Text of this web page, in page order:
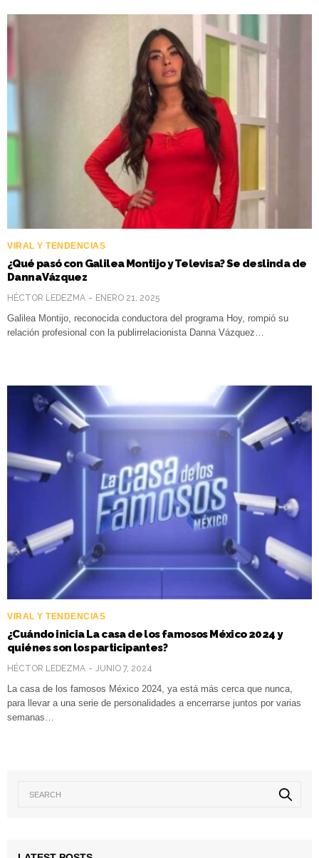
VIRAL Y TENDENCIAS
¿Qué pasó con Galilea Montijo y Televisa? Se deslinda de
Danna Vázquez
HÉCTOR LEDEZMA ENERO 21, 2025
Galilea Montijo, reconocida conductora del programa Hoy, rompió su
relación profesional con la publirrelacionista Danna Vázquez…
VIRAL Y TENDENCIAS
¿Cuándo inicia La casa de los famosos México 2024 y
quiénes son los participantes?
HÉCTOR LEDEZMA JUNIO 7, 2024
La casa de los famosos México 2024, ya está más cerca que nunca,
para llevar a una serie de personalidades a encerrarse juntos por varias
semanas…